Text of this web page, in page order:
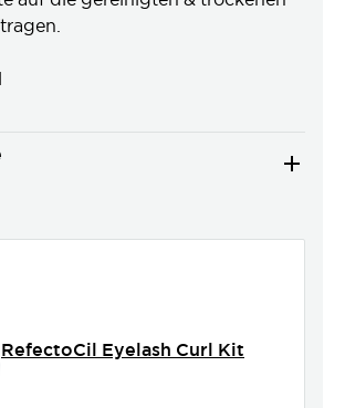
RefectoCil Eyelash Curl Kit